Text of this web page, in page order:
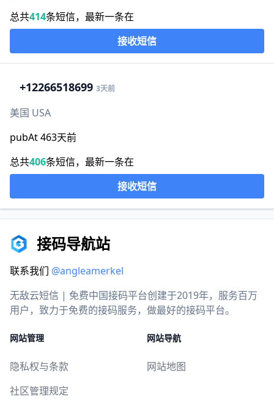
总共414条短信，最新一条在
接收短信
+12266518699 3天前
美国 USA
pubAt 463天前
总共406条短信，最新一条在
接收短信
接码导航站
联系我们 @angleamerkel
无敌云短信 | 免费中国接码平台创建于2019年，服务百万
用户，致力于免费的接码服务，做最好的接码平台。
网站管理
隐私权与条款
社区管理规定
网站导航
网站地图